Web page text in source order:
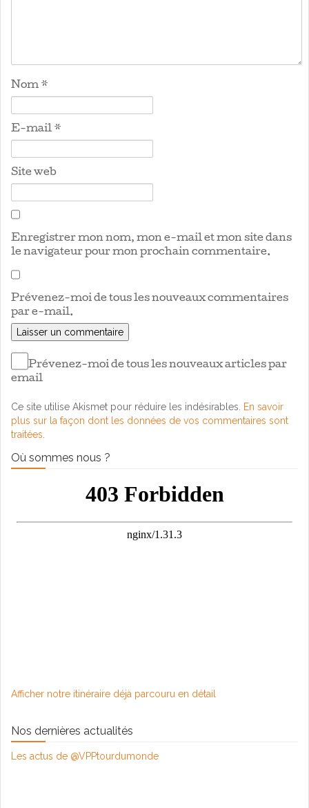
Nom *
E-mail *
Site web
Enregistrer mon nom, mon e-mail et mon site dans
le navigateur pour mon prochain commentaire.
Prévenez-moi de tous les nouveaux commentaires
par e-mail.
Prévenez-moi de tous les nouveaux articles par
email
Ce site utilise Akismet pour réduire les indésirables. En savoir
plus sur la façon dont les données de vos commentaires sont
traitées.
Où sommes nous ?
Afficher notre itinéraire déjà parcouru en détail
Nos dernières actualités
Les actus de @VPPtourdumonde